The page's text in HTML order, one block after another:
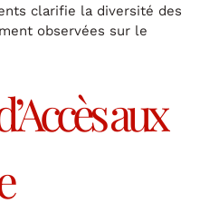
clarifie la diversité des
observées sur le
aux